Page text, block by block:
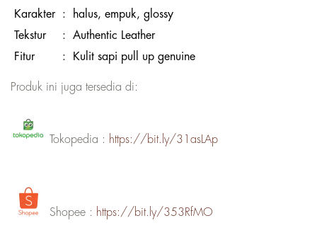
Karakter
:
halus, empuk, glossy
Tekstur
:
Authentic Leather
Fitur
: Kulit sapi pull up genuine
Produk ini juga tersedia di:
Tokopedia : https://bit.ly/31asLAp
Shopee : https://bit.ly/353RfMO